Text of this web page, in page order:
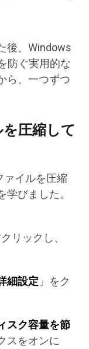
後、Windows
防ぐ実用的な
ら、一つずつ
圧縮して
ァイルを圧縮
びました。
リックし、
細設定 」をク
スク容量を節
スをオンに